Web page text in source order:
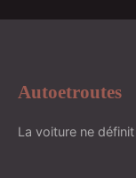
Autoetroutes
La voiture ne